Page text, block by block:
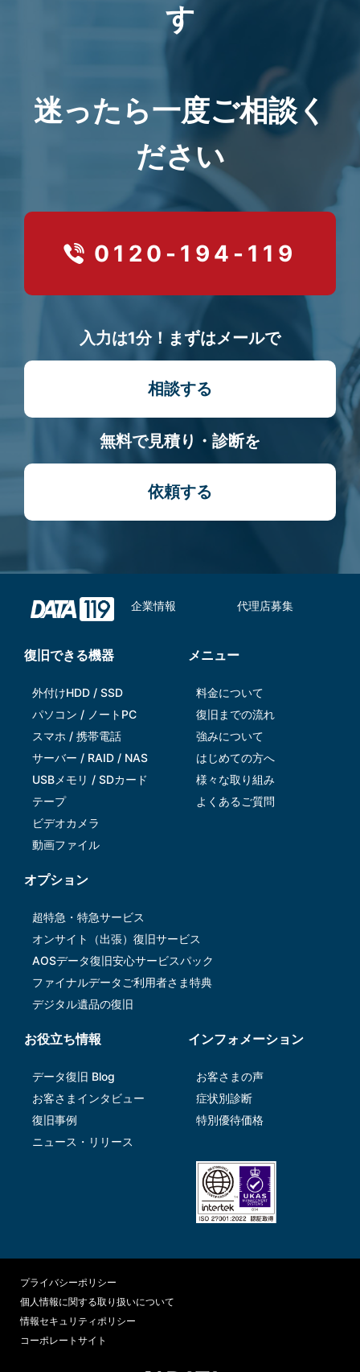
す
迷ったら一度ご相談く
ださい
0120-194-119
入力は1分！まずはメールで
相談する
無料で見積り・診断を
依頼する
企業情報 代理店募集
復旧できる機器
外付けHDD / SSD
パソコン / ノートPC
スマホ / 携帯電話
サーバー / RAID / NAS
USBメモリ / SDカード
テープ
ビデオカメラ
動画ファイル
メニュー
料金について
復旧までの流れ
強みについて
はじめての方へ
様々な取り組み
よくあるご質問
オプション
超特急・特急サービス
オンサイト（出張）復旧サービス
AOSデータ復旧安⼼サービスパック
ファイナルデータご利⽤者さま特典
デジタル遺品の復旧
お役立ち情報
データ復旧 Blog
お客さまインタビュー
復旧事例
ニュース・リリース
インフォメーション
お客さまの声
症状別診断
特別優待価格
プライバシーポリシー
個人情報に関する取り扱いについて
情報セキュリティポリシー
コーポレートサイト